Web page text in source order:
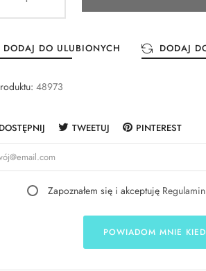
DODAJ DO ULUBIONYCH DODAJ
48973
TWEETUJ PINTEREST
Zapoznałem się i akceptuję
POWIADOM MNIE